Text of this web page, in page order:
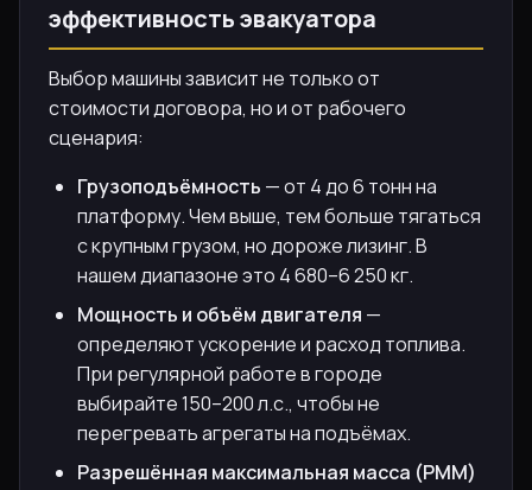
эффективность эвакуатора
Выбор машины зависит не только от
стоимости договора, но и от рабочего
сценария:
Грузоподъёмность — от 4 до 6 тонн на
платформу. Чем выше, тем больше тягаться
с крупным грузом, но дороже лизинг. В
нашем диапазоне это 4 680–6 250 кг.
Мощность и объём двигателя —
определяют ускорение и расход топлива.
При регулярной работе в городе
выбирайте 150–200 л.с., чтобы не
перегревать агрегаты на подъёмах.
Разрешённая максимальная масса (РММ)